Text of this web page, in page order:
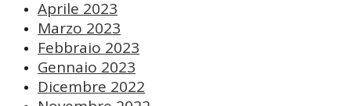
Aprile 2023
Marzo 2023
Febbraio 2023
Gennaio 2023
Dicembre 2022